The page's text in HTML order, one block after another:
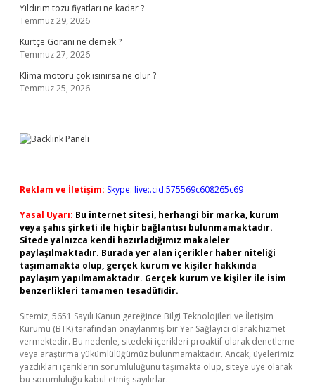
Yıldırım tozu fiyatları ne kadar ?
Temmuz 29, 2026
Kürtçe Gorani ne demek ?
Temmuz 27, 2026
Klima motoru çok ısınırsa ne olur ?
Temmuz 25, 2026
Reklam ve İletişim: Skype: live:.cid.575569c608265c69
Yasal Uyarı: Bu internet sitesi, herhangi bir marka, kurum
veya şahıs şirketi ile hiçbir bağlantısı bulunmamaktadır.
Sitede yalnızca kendi hazırladığımız makaleler
paylaşılmaktadır. Burada yer alan içerikler haber niteliği
taşımamakta olup, gerçek kurum ve kişiler hakkında
paylaşım yapılmamaktadır. Gerçek kurum ve kişiler ile isim
benzerlikleri tamamen tesadüfidir.
Sitemiz, 5651 Sayılı Kanun gereğince Bilgi Teknolojileri ve İletişim
Kurumu (BTK) tarafından onaylanmış bir Yer Sağlayıcı olarak hizmet
vermektedir. Bu nedenle, sitedeki içerikleri proaktif olarak denetleme
veya araştırma yükümlülüğümüz bulunmamaktadır. Ancak, üyelerimiz
yazdıkları içeriklerin sorumluluğunu taşımakta olup, siteye üye olarak
bu sorumluluğu kabul etmiş sayılırlar.